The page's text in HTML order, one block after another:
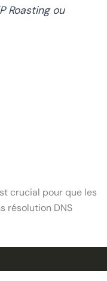
Roasting ou
crucial pour que les
résolution DNS